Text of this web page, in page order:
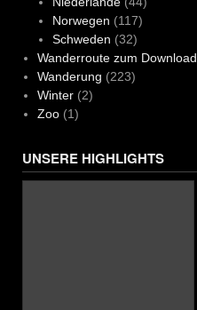
Norwegen (117)
Schweden (32)
Wanderroute zum Download
Wanderung (223)
Winter(2)
Zoo(1)
UNSERE HIGHLIGHTS